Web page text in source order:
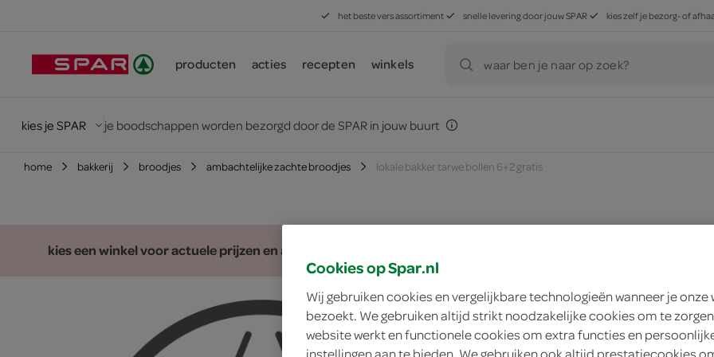
het beste vers assortiment snelle levering door jouw SPAR kies zelf je bezorg- of
producten acties recepten winkels waar ben je naar op zoek?
kies je SPAR je boodschappen worden bezorgd door de SPAR in jouw buurt
home bakkerij broodjes ambachtelijke zachte broodjes lokale bakker tarwe bollen 6+2 gratis
kies een winkel voor actuele prijzen en assortiment
Lokale Bakker
Cookies op Spar.nl
Wij gebruiken cookies en vergelijkbare technologieën wanneer je onze
bezoekt. We gebruiken altijd strikt noodzakelijke cookies om te
website werkt en functionele cookies om extra functies en